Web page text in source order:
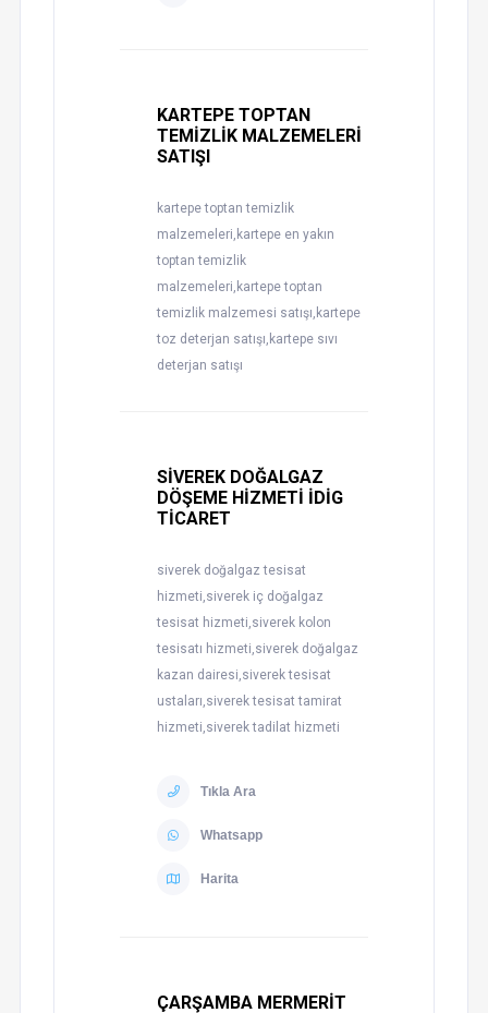
KARTEPE TOPTAN
TEMİZLİK MALZEMELERİ
SATIŞI
kartepe toptan temizlik
malzemeleri,kartepe en yakın
toptan temizlik
malzemeleri,kartepe toptan
temizlik malzemesi satışı,kartepe
toz deterjan satışı,kartepe sıvı
deterjan satışı
SİVEREK DOĞALGAZ
DÖŞEME HİZMETİ İDİG
TİCARET
siverek doğalgaz tesisat
hizmeti,siverek iç doğalgaz
tesisat hizmeti,siverek kolon
tesisatı hizmeti,siverek doğalgaz
kazan dairesi,siverek tesisat
ustaları,siverek tesisat tamirat
hizmeti,siverek tadilat hizmeti
Tıkla Ara
Whatsapp
Harita
ÇARŞAMBA MERMERİT